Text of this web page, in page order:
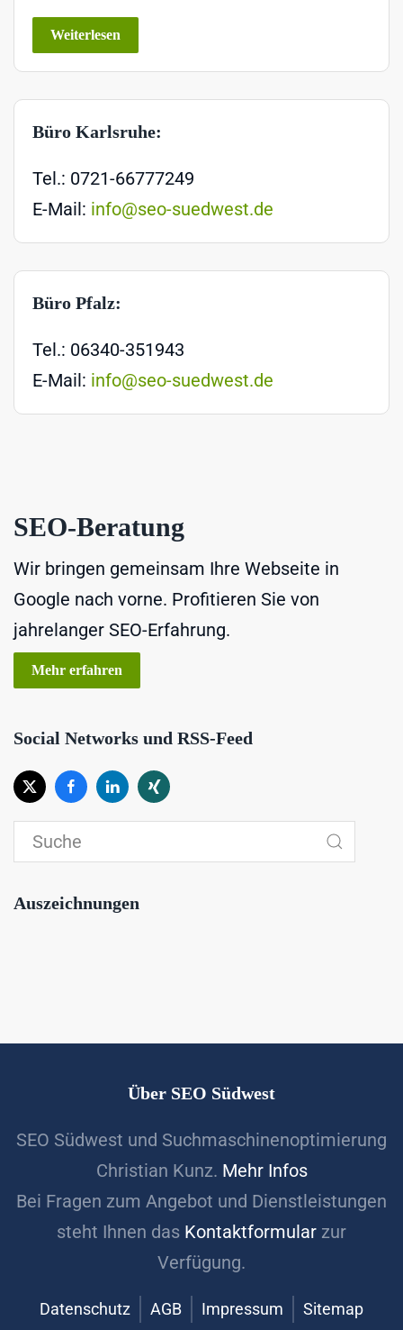
Weiterlesen
Büro Karlsruhe:
Tel.: 0721-66777249
E-Mail: info@seo-suedwest.de
Büro Pfalz:
Tel.: 06340-351943
E-Mail: info@seo-suedwest.de
SEO-Beratung
Wir bringen gemeinsam Ihre Webseite in
Google nach vorne. Profitieren Sie von
jahrelanger SEO-Erfahrung.
Mehr erfahren
Social Networks und RSS-Feed
Auszeichnungen
Über SEO Südwest
SEO Südwest und Suchmaschinenoptimierung
Christian Kunz. Mehr Infos
Bei Fragen zum Angebot und Dienstleistungen
steht Ihnen das Kontaktformular zur
Verfügung.
Datenschutz AGB Impressum Sitemap